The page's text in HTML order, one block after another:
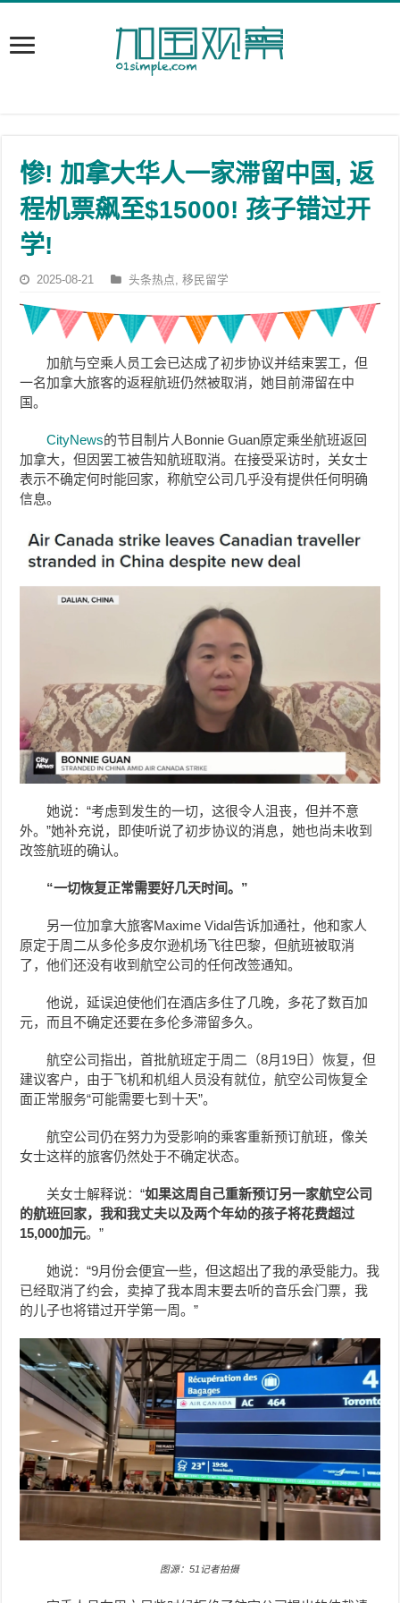
惨! 加拿大华人一家滞留中国, 返
程机票飙至$15000! 孩子错过开
学!
2025-08-21 头条热点,移民留学
加航与空乘人员工会已达成了初步协议并结束罢工，但
一名加拿大旅客的返程航班仍然被取消，她目前滞留在中
国。
CityNews的节目制片人Bonnie Guan原定乘坐航班返回
加拿大，但因罢工被告知航班取消。在接受采访时，关女士
表示不确定何时能回家，称航空公司几乎没有提供任何明确
信息。
她说：“考虑到发生的一切，这很令人沮丧，但并不意
外。”她补充说，即使听说了初步协议的消息，她也尚未收到
改签航班的确认。
“一切恢复正常需要好几天时间。”
另一位加拿大旅客Maxime Vidal告诉加通社，他和家人
原定于周二从多伦多皮尔逊机场飞往巴黎，但航班被取消
了，他们还没有收到航空公司的任何改签通知。
他说，延误迫使他们在酒店多住了几晚，多花了数百加
元，而且不确定还要在多伦多滞留多久。
航空公司指出，首批航班定于周二（8月19日）恢复，但
建议客户，由于飞机和机组人员没有就位，航空公司恢复全
面正常服务“可能需要七到十天”。
航空公司仍在努力为受影响的乘客重新预订航班，像关
女士这样的旅客仍然处于不确定状态。
关女士解释说：“如果这周自己重新预订另一家航空公司
的航班回家，我和我丈夫以及两个年幼的孩子将花费超过
15,000加元。”
她说：“9月份会便宜一些，但这超出了我的承受能力。我
已经取消了约会，卖掉了我本周末要去听的音乐会门票，我
的儿子也将错过开学第一周。”
图源：51记者拍摄